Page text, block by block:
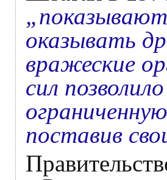
оказывать
вражеские
сил
поставив